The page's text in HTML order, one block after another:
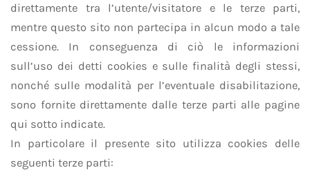
direttamente tra l’utente/visitatore e le terze parti,
mentre questo sito non partecipa in alcun modo a tale
cessione. In conseguenza di ciò le informazioni
sull’uso dei detti cookies e sulle finalità degli stessi,
nonché sulle modalità per l’eventuale disabilitazione,
sono fornite direttamente dalle terze parti alle pagine
qui sotto indicate.
In particolare il presente sito utilizza cookies delle
seguenti terze parti: